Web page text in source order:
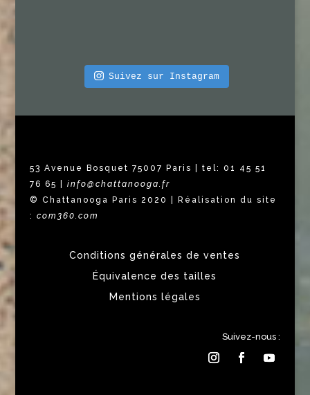
Suivez sur Instagram
53 Avenue Bosquet 75007 Paris | tel: 01 45 51
76 65 | info@chattanooga.fr
© Chattanooga Paris 2020 | Réalisation du site
: com360.com
Conditions générales de ventes
Équivalence des tailles
Mentions légales
Suivez-nous :